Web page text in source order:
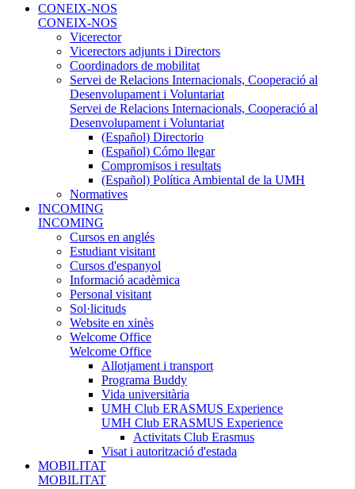
CONEIX-NOS
CONEIX-NOS
Vicerector
Vicerectors adjunts i Directors
Coordinadors de mobilitat
Servei de Relacions Internacionals, Cooperació al
Desenvolupament i Voluntariat
Servei de Relacions Internacionals, Cooperació al
Desenvolupament i Voluntariat
(Español) Directorio
(Español) Cómo llegar
Compromisos i resultats
(Español) Política Ambiental de la UMH
Normatives
INCOMING
INCOMING
Cursos en anglés
Estudiant visitant
Cursos d'espanyol
Informació acadèmica
Personal visitant
Sol·licituds
Website en xinès
Welcome Office
Welcome Office
Allotjament i transport
Programa Buddy
Vida universitària
UMH Club ERASMUS Experience
UMH Club ERASMUS Experience
Activitats Club Erasmus
Visat i autorització d'estada
MOBILITAT
MOBILITAT